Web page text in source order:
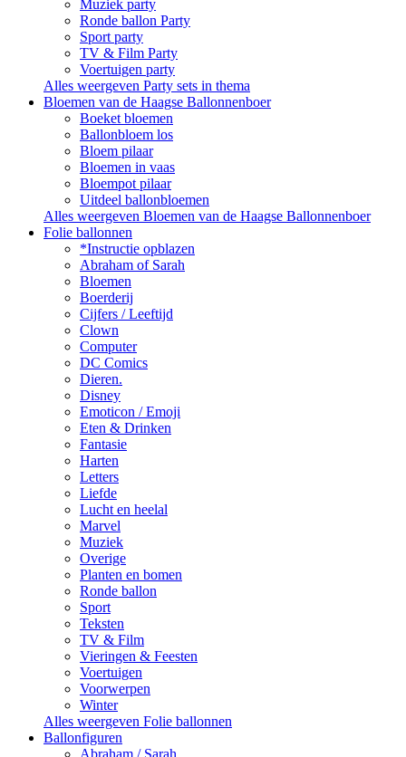
Muziek party
Ronde ballon Party
Sport party
TV & Film Party
Voertuigen party
Alles weergeven Party sets in thema
Bloemen van de Haagse Ballonnenboer
Boeket bloemen
Ballonbloem los
Bloem pilaar
Bloemen in vaas
Bloempot pilaar
Uitdeel ballonbloemen
Alles weergeven Bloemen van de Haagse Ballonnenboer
Folie ballonnen
*Instructie opblazen
Abraham of Sarah
Bloemen
Boerderij
Cijfers / Leeftijd
Clown
Computer
DC Comics
Dieren.
Disney
Emoticon / Emoji
Eten & Drinken
Fantasie
Harten
Letters
Liefde
Lucht en heelal
Marvel
Muziek
Overige
Planten en bomen
Ronde ballon
Sport
Teksten
TV & Film
Vieringen & Feesten
Voertuigen
Voorwerpen
Winter
Alles weergeven Folie ballonnen
Ballonfiguren
Abraham / Sarah